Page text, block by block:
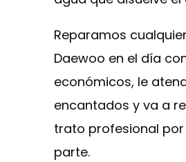
Reparamos
Daewoo en el día
económicos, le
encantados y va a
trato profesional
parte.